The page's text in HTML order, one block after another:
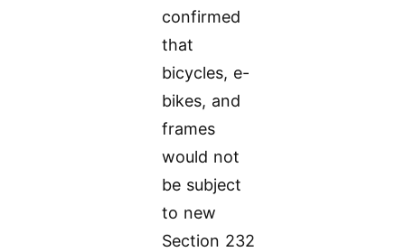
confirmed
that
bicycles, e-
bikes, and
frames
would not
be subject
to new
Section 232